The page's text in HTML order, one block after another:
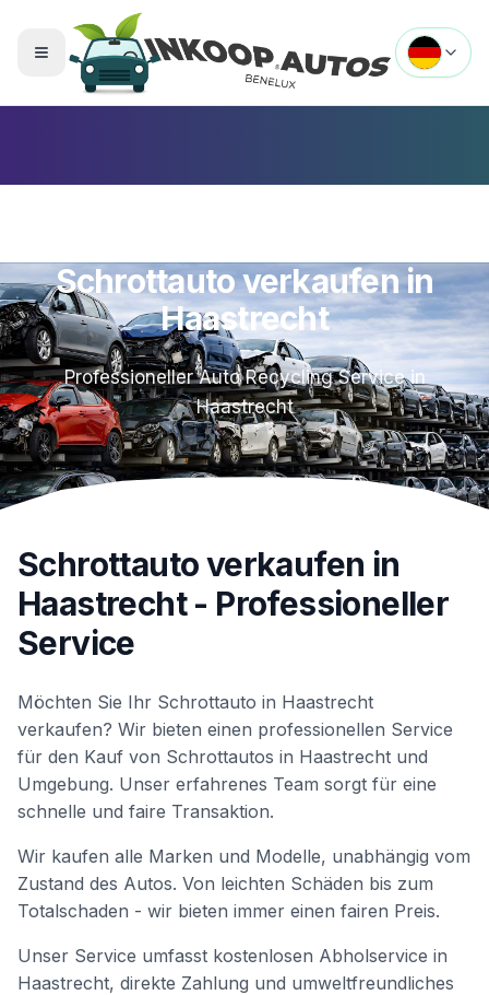
Menü umschalten
Schrottauto verkaufen in
Haastrecht
Professioneller Auto Recycling Service in
Haastrecht
Schrottauto verkaufen in
Haastrecht- Professioneller
Service
Möchten Sie Ihr Schrottauto in Haastrecht
verkaufen? Wir bieten einen professionellen Service
für den Kauf von Schrottautos in Haastrecht und
Umgebung. Unser erfahrenes Team sorgt für eine
schnelle und faire Transaktion.
Wir kaufen alle Marken und Modelle, unabhängig vom
Zustand des Autos. Von leichten Schäden bis zum
Totalschaden - wir bieten immer einen fairen Preis.
Unser Service umfasst kostenlosen Abholservice in
Haastrecht, direkte Zahlung und umweltfreundliches